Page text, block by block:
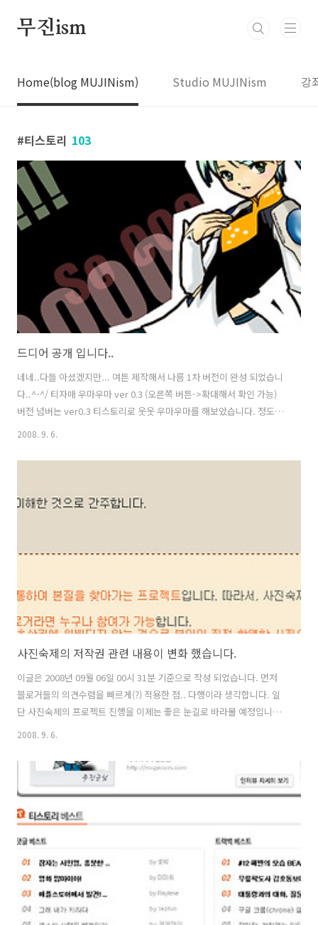
무진ism
Home(blog MUJINism) Studio MUJINism 강
티스토리 103
드디어 공개 입니다..
네네..다들 아셨겠지만... 여튼 제작해서 나름 1차 버전이 완성 되었습니
다..^-^/ 티자매 우마우마 ver 0.3 (오른쪽 버튼->확대해서 확인 가능)
버전 넘버는 ver0.3 티스토리로 웃웃 우마우마를 해보았습니다. 정도이
군요..집에서 사운드 입히고... 테터양과 큐브양도 우마우마를 함
보시는겸 해서 올렸습니다.) 조만간에 스크린 세이버로 3인 우마우마 질
꺼 같진 않지만..) 여튼.. 능력상(사실 귀찮음에.. adult버전은 생략합니
다.) 부록. 시크릿 버전 포함 티스양 알리미를 배포 하겠습니다.!!! 시간은
2008. 9. 6.
사진숙제의 저작권 관련 내용이 변화 했습니다.
이글은 2008년 09월 06일 00시 31분 기준으로 작성 되었습니다. 먼저
블로거들의 의견수렴을 빠르게(?) 적용한 점.. 다행이라 생각합니다. 일
단 사진숙제의 프로젝트 진행을 이제는 좋은 눈길로 바라볼 예정입니다.
일단 변화 하기전의 약관을 봐주시기 바랍니다. 조금 변했습니다. 많은
용입니다. 확인하고 넘어가고 싶은것은 맨 마지막줄입니다. - '사진숙
제'에 참여한 사진에 대하여 '출판 또는 전시회를 위한 편집 및 사용에 대
한 사용권 허용에 대한 동의'는 개별 이메일을 통하여 추후 진행할 예정
입니다. (이후 진행을 위하여 참여한 사진의 최대한 큰 사진인 원본은 보
2008. 9. 6.